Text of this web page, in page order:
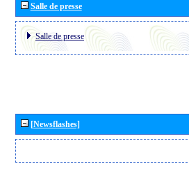
Salle de presse
Salle de presse
[Newsflashes]